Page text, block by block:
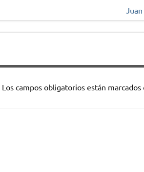
Los campos obligatorios están marcados